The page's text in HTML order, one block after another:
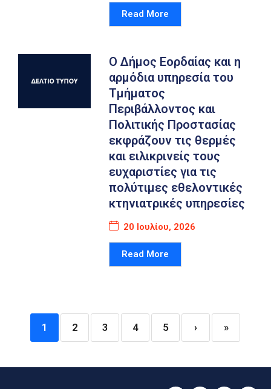
Read More
Ο Δήμος Εορδαίας και η
αρμόδια υπηρεσία του
Τμήματος
Περιβάλλοντος και
Πολιτικής Προστασίας
εκφράζουν τις θερμές
και ειλικρινείς τους
ευχαριστίες για τις
πολύτιμες εθελοντικές
κτηνιατρικές υπηρεσίες
20 Ιουλίου, 2026
Read More
1 2 3 4 5 › »